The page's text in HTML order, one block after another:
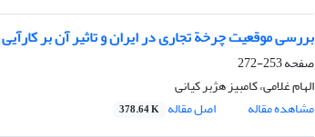
بررسی موقعیت چرخة تجاری در ایران و تاثیر آن بر
صفحه253-272
الهام غلامی، کامبیز هژبر کیانی
مشاهده مقاله
اصل مقاله 378.64 K